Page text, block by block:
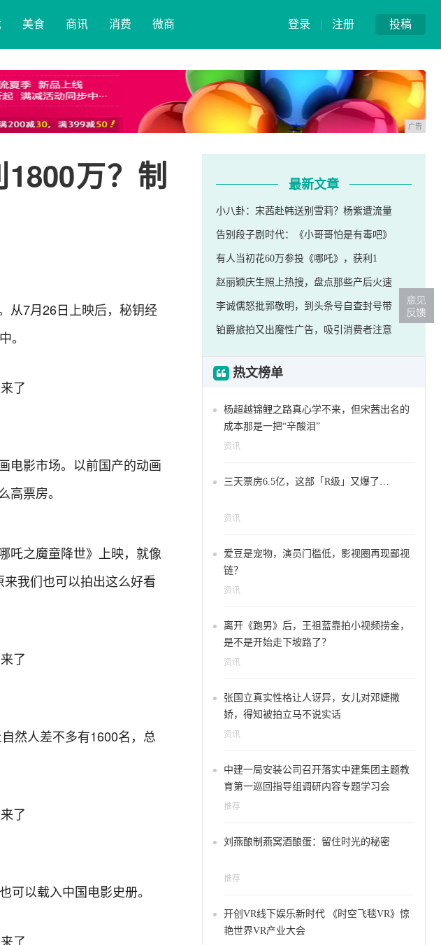
投稿
登录 | 注册
美食 商讯 消费 微商
广告
万？制
从7月26日上映后，秘钥经
。
电影市场。以前国产的动画
票房。
吒之魔童降世》上映，就像
我们也可以拍出这么好看
然人差不多有1600名，总
可以载入中国电影史册。
最新文章
小八卦：宋茜赴韩送别雪莉？杨紫遭流量
告别段子剧时代：《小哥哥怕是有毒吧》
有人当初花60万参投《哪吒》，获利1
赵丽颖庆生照上热搜，盘点那些产后火速
李诚儒怒批郭敬明，到头条号自查封号带
铂爵旅拍又出魔性广告，吸引消费者注意
热文榜单
杨超越锦鲤之路真心学不来，但宋茜出名的
成本那是一把“辛酸泪”
资讯
三天票房6.5亿，这部「R级」又爆了…
资讯
爱豆是宠物，演员门槛低，影视圈再现鄙视
链？
资讯
离开《跑男》后，王祖蓝靠拍小视频捞金，
是不是开始走下坡路了？
资讯
张国立真实性格让人讶异，女儿对邓婕撒
娇，得知被拍立马不说实话
资讯
中建一局安装公司召开落实中建集团主题教
育第一巡回指导组调研内容专题学习会
推荐
刘燕酿制燕窝酒酿蛋：留住时光的秘密
推荐
开创VR线下娱乐新时代 《时空飞毯VR》惊
艳世界VR产业大会